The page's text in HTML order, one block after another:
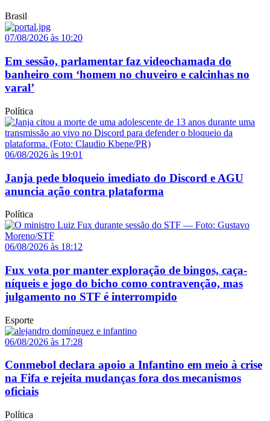
Brasil
07/08/2026 às 10:20
Em sessão, parlamentar faz videochamada do
banheiro com ‘homem no chuveiro e calcinhas no
varal’
Política
06/08/2026 às 19:01
Janja pede bloqueio imediato do Discord e AGU
anuncia ação contra plataforma
Política
06/08/2026 às 18:12
Fux vota por manter exploração de bingos, caça-
níqueis e jogo do bicho como contravenção, mas
julgamento no STF é interrompido
Esporte
06/08/2026 às 17:28
Conmebol declara apoio a Infantino em meio à crise
na Fifa e rejeita mudanças fora dos mecanismos
oficiais
Política